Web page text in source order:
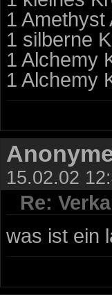
1 Amethyst
1 silberne
1 Alchemy
1 Alchemy
15.02.02
Re:
was ist ein